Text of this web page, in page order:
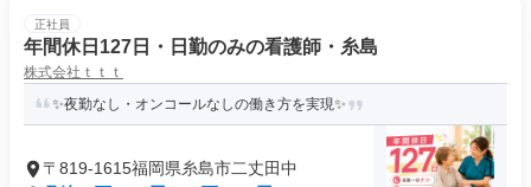
正社員
年間休日127日・日勤のみの看護師・糸島
株式会社ｔｔｔ
✨夜勤なし・オンコールなしの働き方を実現✨
〒819-1615福岡県糸島市二丈田中